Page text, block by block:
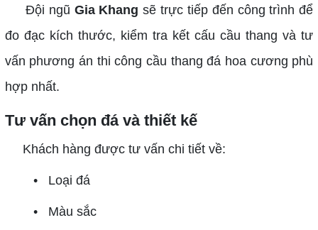
Đội ngũ Gia Khang sẽ trực tiếp đến công trình để
đo đạc kích thước, kiểm tra kết cấu cầu thang và tư
vấn phương án thi công cầu thang đá hoa cương phù
hợp nhất.
Tư vấn chọn đá và thiết kế
Khách hàng được tư vấn chi tiết về:
• Loại đá
• Màu sắc